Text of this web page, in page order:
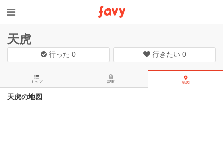
天虎
行った0 行きたい 0
トップ 記事 地図
天虎の地図